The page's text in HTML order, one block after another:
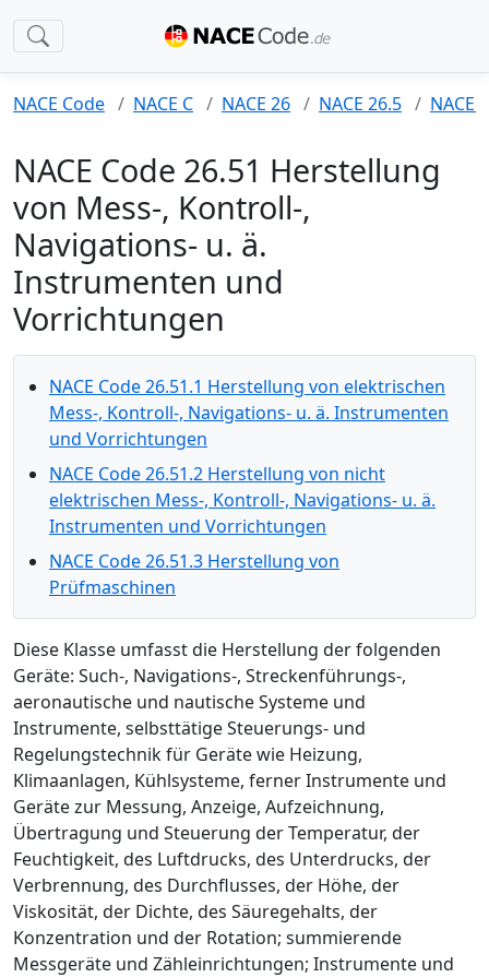
NACE Code NACE C NACE 26 NACE 26.5 NACE
NACE Code 26.51 Herstellung
von Mess-, Kontroll-,
Navigations- u. ä.
Instrumenten und
Vorrichtungen
NACE Code 26.51.1 Herstellung von elektrischen
Mess-, Kontroll-, Navigations- u. ä. Instrumenten
und Vorrichtungen
NACE Code 26.51.2 Herstellung von nicht
elektrischen Mess-, Kontroll-, Navigations- u. ä.
Instrumenten und Vorrichtungen
NACE Code 26.51.3 Herstellung von
Prüfmaschinen
Diese Klasse umfasst die Herstellung der folgenden
Geräte: Such-, Navigations-, Streckenführungs-,
aeronautische und nautische Systeme und
Instrumente, selbsttätige Steuerungs- und
Regelungstechnik für Geräte wie Heizung,
Klimaanlagen, Kühlsysteme, ferner Instrumente und
Geräte zur Messung, Anzeige, Aufzeichnung,
Übertragung und Steuerung der Temperatur, der
Feuchtigkeit, des Luftdrucks, des Unterdrucks, der
Verbrennung, des Durchflusses, der Höhe, der
Viskosität, der Dichte, des Säuregehalts, der
Konzentration und der Rotation; summierende
Messgeräte und Zähleinrichtungen; Instrumente und